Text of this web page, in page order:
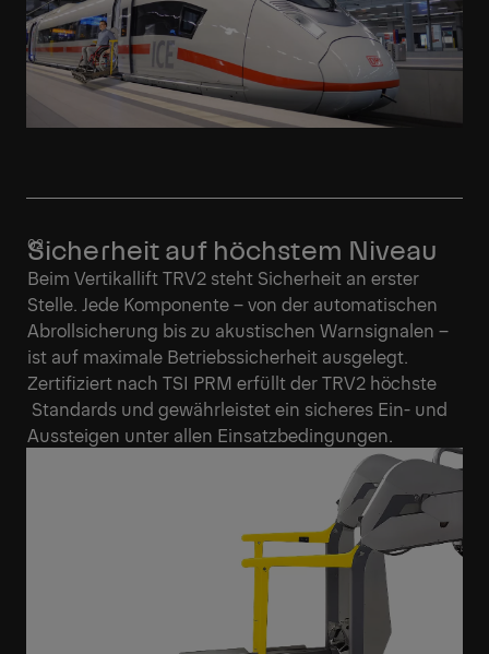
Sicherheit auf höchstem Niveau
Beim Vertikallift TRV2 steht Sicherheit an erster
Stelle. Jede Komponente – von der automatischen
Abrollsicherung bis zu akustischen Warnsignalen –
ist auf maximale Betriebssicherheit ausgelegt.
Zertifiziert nach TSI PRM erfüllt der TRV2 höchste
Standards und gewährleistet ein sicheres Ein- und
Aussteigen unter allen Einsatzbedingungen.